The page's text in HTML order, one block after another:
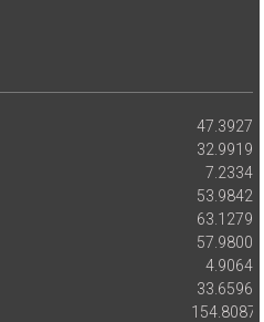
47.3927
32.9919
7.2334
53.9842
63.1279
57.9800
4.9064
33.6596
154.8087